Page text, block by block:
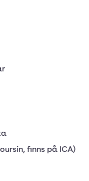
finns på ICA)